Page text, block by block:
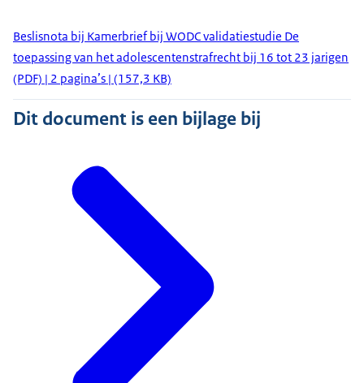
Beslisnota bij Kamerbrief bij WODC validatiestudie De
toepassing van het adolescentenstrafrecht bij 16 tot 23 jarigen
(PDF) | 2 pagina’s | (157,3 KB)
Dit document is een bijlage bij